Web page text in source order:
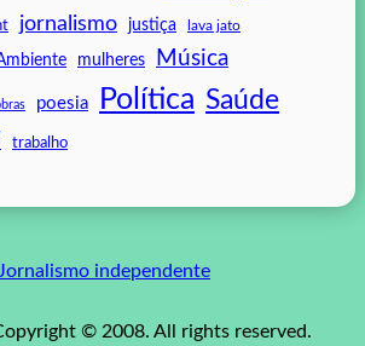
jornalismo justiça lava jato
mulheres Música
poesia Política Saúde
trabalho
© 2008. All rights reserved.